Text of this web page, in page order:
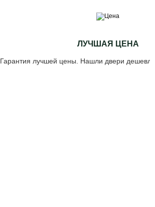
ЛУЧШАЯ ЦЕНА
Гарантия лучшей цены. Нашли двери